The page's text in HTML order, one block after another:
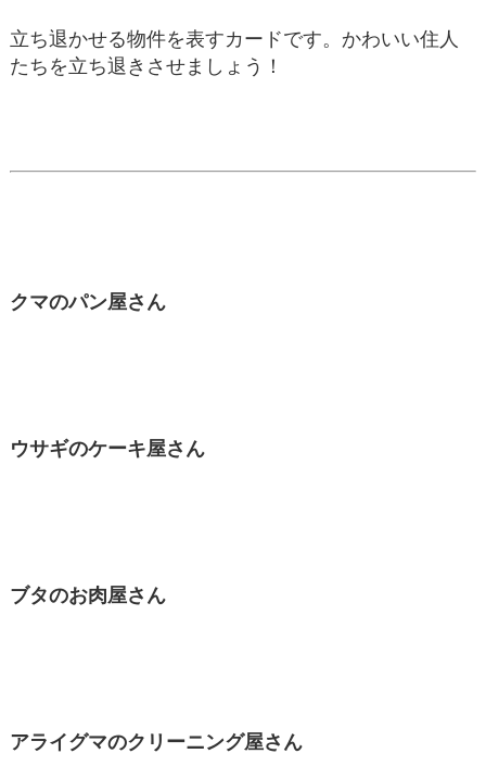
立ち退かせる物件を表すカードです。かわいい住人
たちを立ち退きさせましょう！
クマのパン屋さん
ウサギのケーキ屋さん
ブタのお肉屋さん
アライグマのクリーニング屋さん